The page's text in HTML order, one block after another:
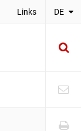
Links DE